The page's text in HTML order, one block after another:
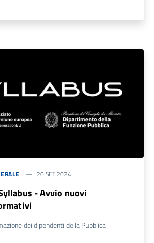
20 SET 2024
- Avvio nuovi
dei dipendenti della Pubblica